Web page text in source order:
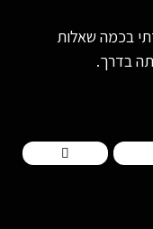
בכמה שאלות
בדרך.